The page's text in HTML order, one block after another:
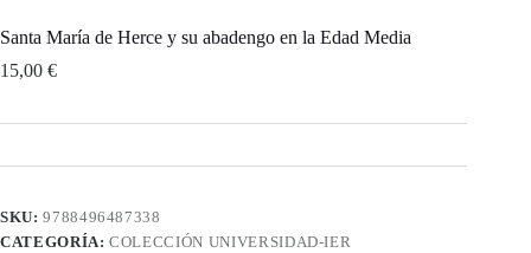
Santa María de Herce y su abadengo en la Edad Media
15,00 €
SKU:9788496487338
CATEGORÍA:COLECCIÓN UNIVERSIDAD-IER